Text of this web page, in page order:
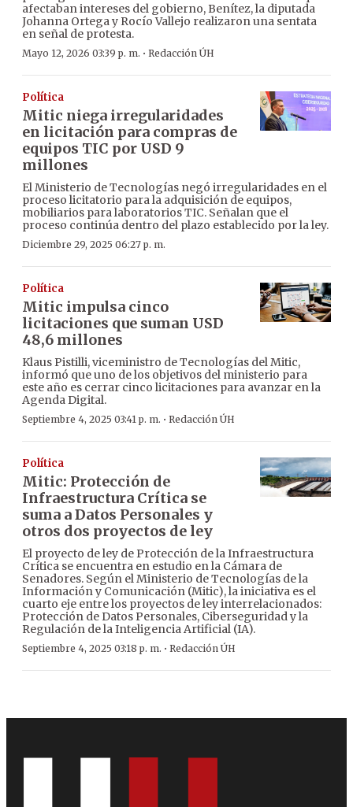
afectaban intereses del gobierno, Benítez, la diputada
Johanna Ortega y Rocío Vallejo realizaron una sentata
en señal de protesta.
Mayo 12, 2026 03:39 p. m. · Redacción ÚH
Política
Mitic niega irregularidades
en licitación para compras de
equipos TIC por USD 9
millones
El Ministerio de Tecnologías negó irregularidades en el
proceso licitatorio para la adquisición de equipos,
mobiliarios para laboratorios TIC. Señalan que el
proceso continúa dentro del plazo establecido por la ley.
Diciembre 29, 2025 06:27 p. m.
Política
Mitic impulsa cinco
licitaciones que suman USD
48,6 millones
Klaus Pistilli, viceministro de Tecnologías del Mitic,
informó que uno de los objetivos del ministerio para
este año es cerrar cinco licitaciones para avanzar en la
Agenda Digital.
Septiembre 4, 2025 03:41 p. m. · Redacción ÚH
Política
Mitic: Protección de
Infraestructura Crítica se
suma a Datos Personales y
otros dos proyectos de ley
El proyecto de ley de Protección de la Infraestructura
Crítica se encuentra en estudio en la Cámara de
Senadores. Según el Ministerio de Tecnologías de la
Información y Comunicación (Mitic), la iniciativa es el
cuarto eje entre los proyectos de ley interrelacionados:
Protección de Datos Personales, Ciberseguridad y la
Regulación de la Inteligencia Artificial (IA).
Septiembre 4, 2025 03:18 p. m. · Redacción ÚH